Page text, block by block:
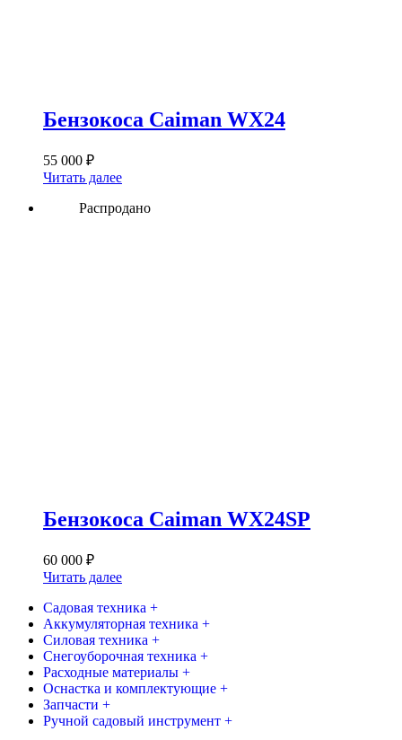
Бензокоса Caiman WX24
55 000 ₽
Читать далее
Распродано
Бензокоса Caiman WX24SP
60 000 ₽
Читать далее
Садовая техника +
Аккумуляторная техника +
Силовая техника +
Снегоуборочная техника +
Расходные материалы +
Оснастка и комплектующие +
Запчасти +
Ручной садовый инструмент +